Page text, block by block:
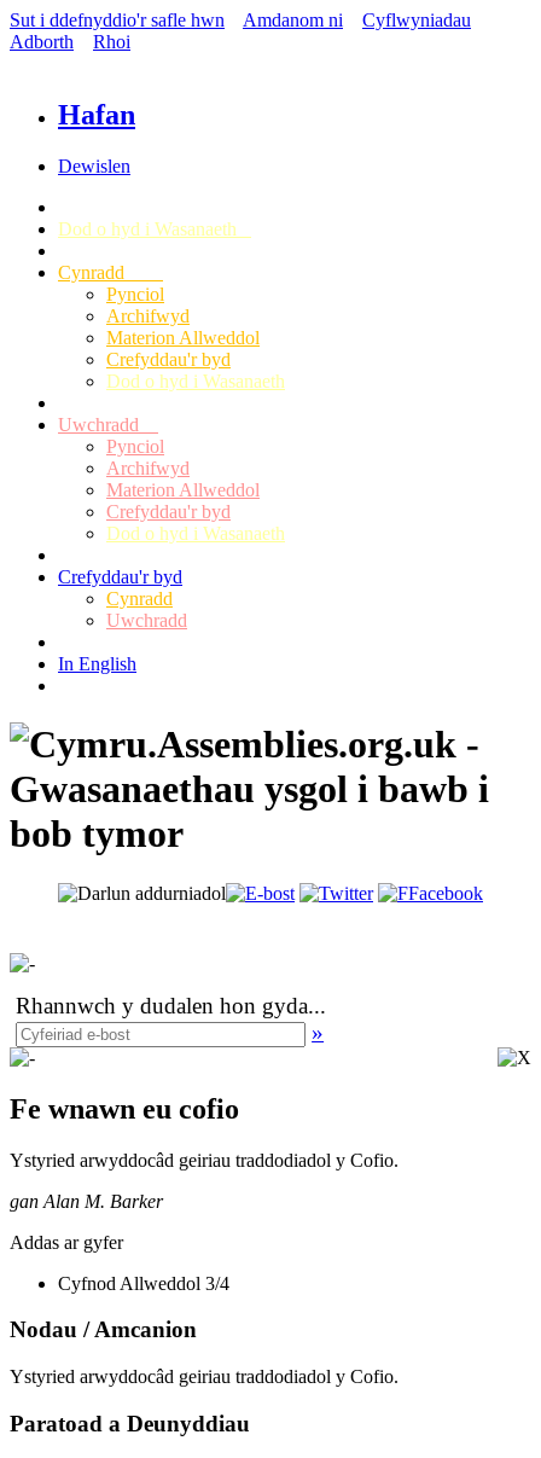
Sut i ddefnyddio'r safle hwn Amdanom ni
Cyflwyniadau
Adborth
Rhoi
Hafan
Dewislen
Dod o hyd i Wasanaeth
Cynradd
Pynciol
Archifwyd
Materion Allweddol
Crefyddau'r byd
Dod o hyd i Wasanaeth
Uwchradd
Pynciol
Archifwyd
Materion Allweddol
Crefyddau'r byd
Dod o hyd i Wasanaeth
Crefyddau'r byd
Cynradd
Uwchradd
In English
Rhannwch y dudalen hon gyda...
»
Fe wnawn eu cofio
Ystyried arwyddocâd geiriau traddodiadol y Cofio.
gan Alan M. Barker
Addas ar gyfer
Cyfnod Allweddol 3/4
Nodau / Amcanion
Ystyried arwyddocâd geiriau traddodiadol y Cofio.
Paratoad a Deunyddiau